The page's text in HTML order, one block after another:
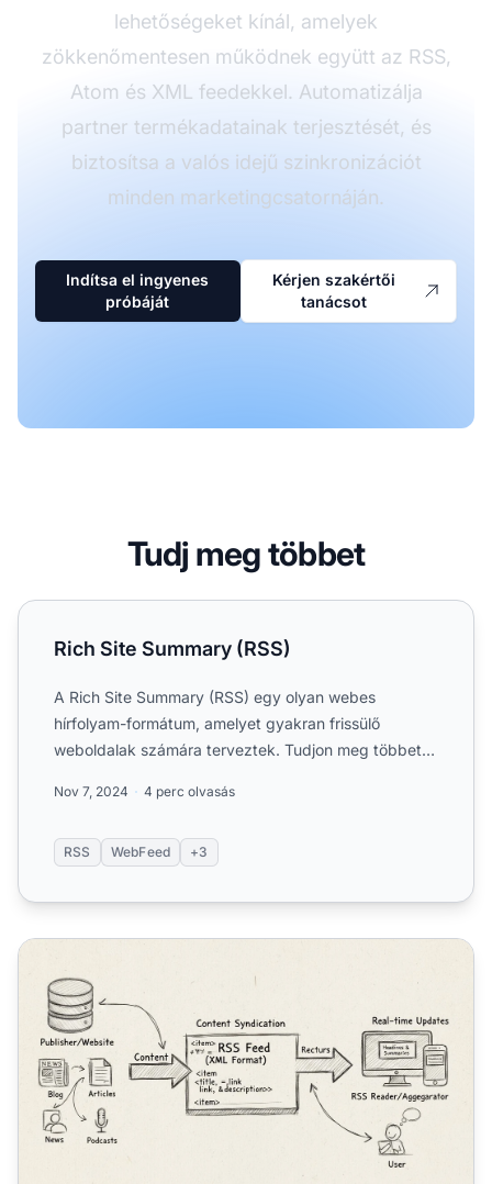
lehetőségeket kínál, amelyek
zökkenőmentesen működnek együtt az RSS,
Atom és XML feedekkel. Automatizálja
partner termékadatainak terjesztését, és
biztosítsa a valós idejű szinkronizációt
minden marketingcsatornáján.
Indítsa el ingyenes
próbáját
Kérjen szakértői
tanácsot
Tudj meg többet
Rich Site Summary (RSS)
Rich Site Summary (RSS)
A Rich Site Summary (RSS) egy olyan webes
hírfolyam-formátum, amelyet gyakran frissülő
weboldalak számára terveztek. Tudjon meg többet a
Nov 7, 2024 4 perc olvasás
RSS WebFeed +3
Hogyan működik az RSS? Az RSS szindikáció teljes